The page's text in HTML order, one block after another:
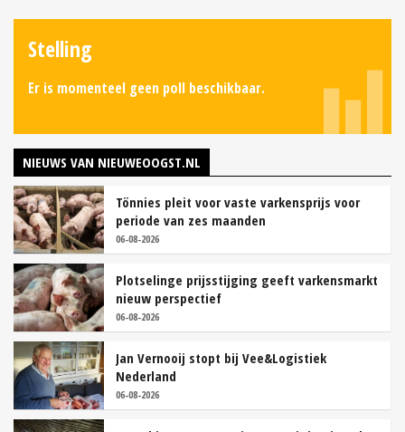
Stelling
Er is momenteel geen poll beschikbaar.
NIEUWS VAN NIEUWEOOGST.NL
Tönnies pleit voor vaste varkensprijs voor
periode van zes maanden
06-08-2026
Plotselinge prijsstijging geeft varkensmarkt
nieuw perspectief
06-08-2026
Jan Vernooij stopt bij Vee&Logistiek
Nederland
06-08-2026